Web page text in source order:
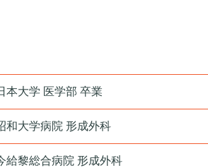
本大学 医学部 卒業
和大学病院 形成外科
給黎総合病院 形成外科